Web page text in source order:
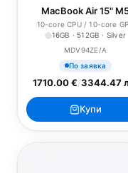
MacBook Air 15"
10-core CPU / 10-core
16GB · 512GB · Silver
MDV94ZE/A
По заявка
1710.00 €/3344.47
Купи